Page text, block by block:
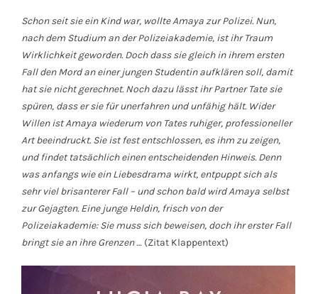
Schon seit sie ein Kind war, wollte Amaya zur Polizei. Nun,
nach dem Studium an der Polizeiakademie, ist ihr Traum
Wirklichkeit geworden. Doch dass sie gleich in ihrem ersten
Fall den Mord an einer jungen Studentin aufklären soll, damit
hat sie nicht gerechnet. Noch dazu lässt ihr Partner Tate sie
spüren, dass er sie für unerfahren und unfähig hält. Wider
Willen ist Amaya wiederum von Tates ruhiger, professioneller
Art beeindruckt. Sie ist fest entschlossen, es ihm zu zeigen,
und findet tatsächlich einen entscheidenden Hinweis. Denn
was anfangs wie ein Liebesdrama wirkt, entpuppt sich als
sehr viel brisanterer Fall – und schon bald wird Amaya selbst
zur Gejagten. Eine junge Heldin, frisch von der
Polizeiakademie: Sie muss sich beweisen, doch ihr erster Fall
bringt sie an ihre Grenzen … (Zitat Klappentext)